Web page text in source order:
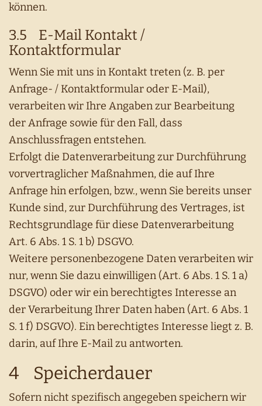
können.
3.5 E-Mail Kontakt /
Kontaktformular
Wenn Sie mit uns in Kontakt treten (z. B. per
Anfrage- / Kontaktformular oder E-Mail),
verarbeiten wir Ihre Angaben zur Bearbeitung
der Anfrage sowie für den Fall, dass
Anschlussfragen entstehen.
Erfolgt die Datenverarbeitung zur Durchführung
vorvertraglicher Maßnahmen, die auf Ihre
Anfrage hin erfolgen, bzw., wenn Sie bereits unser
Kunde sind, zur Durchführung des Vertrages, ist
Rechtsgrundlage für diese Datenverarbeitung
Art. 6 Abs. 1 S. 1 b) DSGVO.
Weitere personenbezogene Daten verarbeiten wir
nur, wenn Sie dazu einwilligen (Art. 6 Abs. 1 S. 1 a)
DSGVO) oder wir ein berechtigtes Interesse an
der Verarbeitung Ihrer Daten haben (Art. 6 Abs. 1
S. 1 f) DSGVO). Ein berechtigtes Interesse liegt z. B.
darin, auf Ihre E-Mail zu antworten.
4 Speicherdauer
Sofern nicht spezifisch angegeben speichern wir